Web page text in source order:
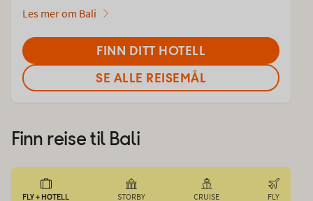
Les mer om Bali
FINN DITT HOTELL
SE ALLE REISEMÅL
Finn reise til Bali
FLY + HOTELL STORBY CRUISE FLY